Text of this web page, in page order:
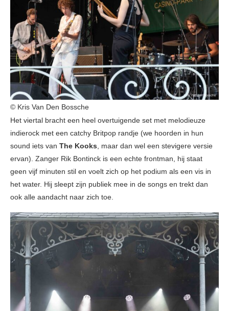
© Kris Van Den Bossche
Het viertal bracht een heel overtuigende set met melodieuze
indierock met een catchy Britpop randje (we hoorden in hun
sound iets van The Kooks, maar dan wel een stevigere versie
ervan). Zanger Rik Bontinck is een echte frontman, hij staat
geen vijf minuten stil en voelt zich op het podium als een vis in
het water. Hij sleept zijn publiek mee in de songs en trekt dan
ook alle aandacht naar zich toe.